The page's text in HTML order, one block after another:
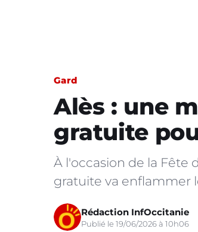
Gard
Alès : une
gratuite
À l'occasion de la Fête
gratuite va enflammer
Rédaction InfOccitanie
Publié le 19/06/2026 à 10h06